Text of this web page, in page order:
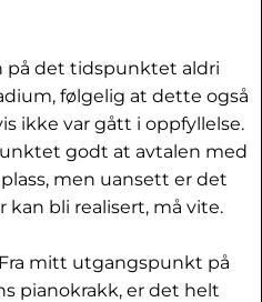
på det tidspunktet aldri
følgelig at dette også
ikke var gått i oppfyllelse.
godt at avtalen med
men uansett er det
bli realisert, må vite.
mitt utgangspunkt på
pianokrakk, er det helt